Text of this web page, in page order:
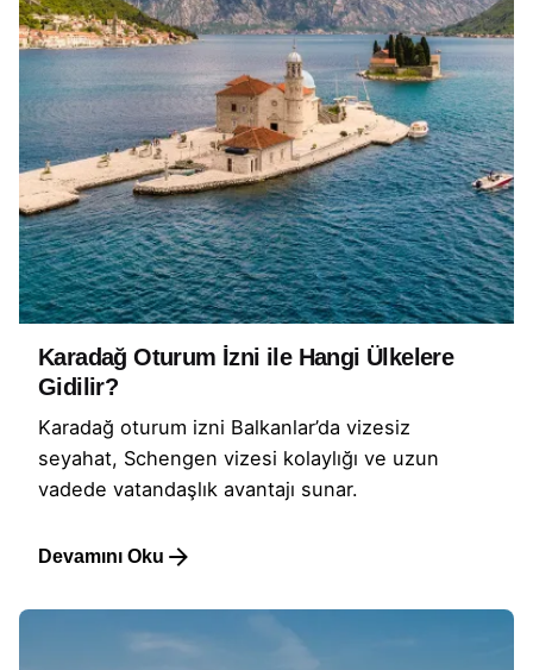
Karadağ Oturum İzni ile Hangi Ülkelere
Gidilir?
Karadağ oturum izni Balkanlar’da vizesiz
seyahat, Schengen vizesi kolaylığı ve uzun
vadede vatandaşlık avantajı sunar.
Devamını Oku